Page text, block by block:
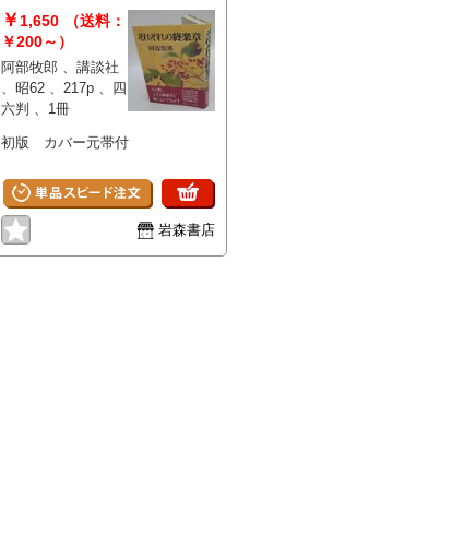
￥ 1,650
（送料：
￥200～）
阿部牧郎 、講談社
、昭62 、217p 、四
六判 、1冊
初版 カバー元帯付
岩森書店